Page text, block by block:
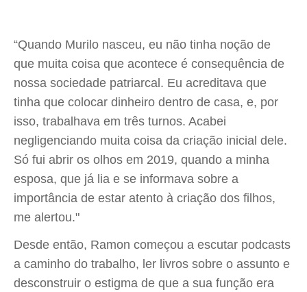
“Quando Murilo nasceu, eu não tinha noção de
que muita coisa que acontece é consequência de
nossa sociedade patriarcal. Eu acreditava que
tinha que colocar dinheiro dentro de casa, e, por
isso, trabalhava em três turnos. Acabei
negligenciando muita coisa da criação inicial dele.
Só fui abrir os olhos em 2019, quando a minha
esposa, que já lia e se informava sobre a
importância de estar atento à criação dos filhos,
me alertou."
Desde então, Ramon começou a escutar podcasts
a caminho do trabalho, ler livros sobre o assunto e
desconstruir o estigma de que a sua função era